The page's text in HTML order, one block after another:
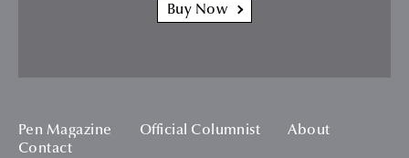
Buy Now
Pen Magazine Official Columnist
About
Contact